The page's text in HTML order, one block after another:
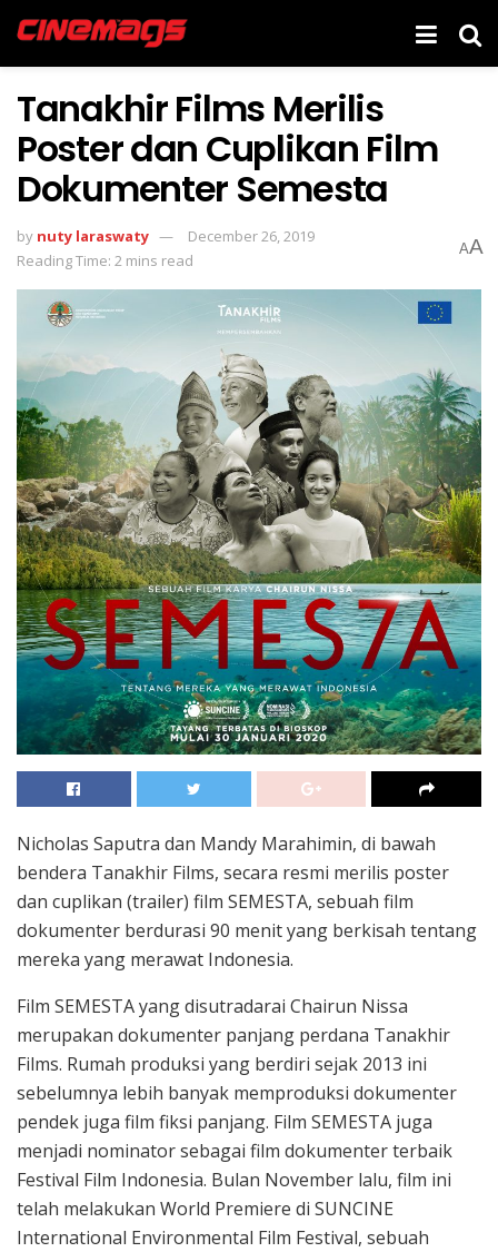
Tanakhir Films Merilis
Poster dan Cuplikan Film
Dokumenter Semesta
by nuty laraswaty
December 26, 2019
Reading Time: 2 mins read
AA
Nicholas Saputra dan Mandy Marahimin, di bawah
bendera Tanakhir Films, secara resmi merilis poster
dan cuplikan (trailer) film SEMESTA, sebuah film
dokumenter berdurasi 90 menit yang berkisah tentang
mereka yang merawat Indonesia.
Film SEMESTA yang disutradarai Chairun Nissa
merupakan dokumenter panjang perdana Tanakhir
Films. Rumah produksi yang berdiri sejak 2013 ini
sebelumnya lebih banyak memproduksi dokumenter
pendek juga film fiksi panjang. Film SEMESTA juga
menjadi nominator sebagai film dokumenter terbaik
Festival Film Indonesia. Bulan November lalu, film ini
telah melakukan World Premiere di SUNCINE
International Environmental Film Festival, sebuah